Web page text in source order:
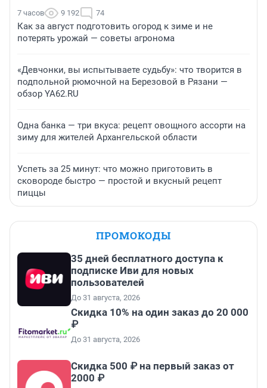
7 часов 9 192 74
Как за август подготовить огород к зиме и не
потерять урожай — советы агронома
«Девчонки, вы испытываете судьбу»: что творится в
подпольной рюмочной на Березовой в Рязани —
обзор YA62.RU
Одна банка — три вкуса: рецепт овощного ассорти на
зиму для жителей Архангельской области
Успеть за 25 минут: что можно приготовить в
сковороде быстро — простой и вкусный рецепт
пиццы
ПРОМОКОДЫ
35 дней бесплатного доступа к
подписке Иви для новых
пользователей
До 31 августа, 2026
Скидка 10% на один заказ до 20 000
₽
До 31 августа, 2026
Скидка 500 ₽ на первый заказ от
2000 ₽